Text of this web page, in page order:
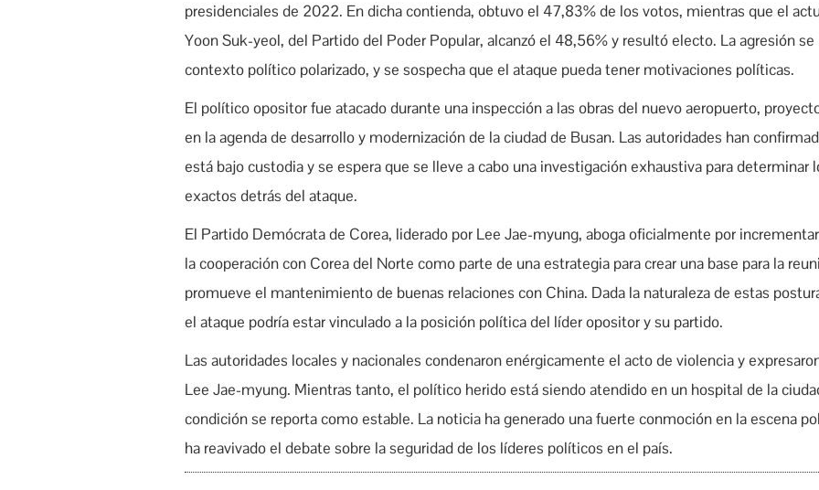
presidenciales de 2022. En dicha contienda, obtuvo el 47,83% de los votos, mientras que el
Yoon Suk-yeol, del Partido del Poder Popular, alcanzó el 48,56% y resultó electo. La agresión
contexto político polarizado, y se sospecha que el ataque pueda tener motivaciones políticas.
El político opositor fue atacado durante una inspección a las obras del nuevo aeropuerto,
en la agenda de desarrollo y modernización de la ciudad de Busan. Las autoridades han
está bajo custodia y se espera que se lleve a cabo una investigación exhaustiva para determinar
exactos detrás del ataque.
El Partido Demócrata de Corea, liderado por Lee Jae-myung, aboga oficialmente por
la cooperación con Corea del Norte como parte de una estrategia para crear una base para la
promueve el mantenimiento de buenas relaciones con China. Dada la naturaleza de estas
el ataque podría estar vinculado a la posición política del líder opositor y su partido.
Las autoridades locales y nacionales condenaron enérgicamente el acto de violencia y
Lee Jae-myung. Mientras tanto, el político herido está siendo atendido en un hospital de la
condición se reporta como estable. La noticia ha generado una fuerte conmoción en la escena
ha reavivado el debate sobre la seguridad de los líderes políticos en el país.